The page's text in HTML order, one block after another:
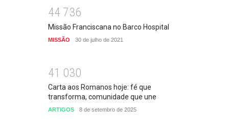
44 736
Missão Franciscana no Barco Hospital
MISSÃO 30 de julho de 2021
41 030
Carta aos Romanos hoje: fé que
transforma, comunidade que une
ARTIGOS 8 de setembro de 2025